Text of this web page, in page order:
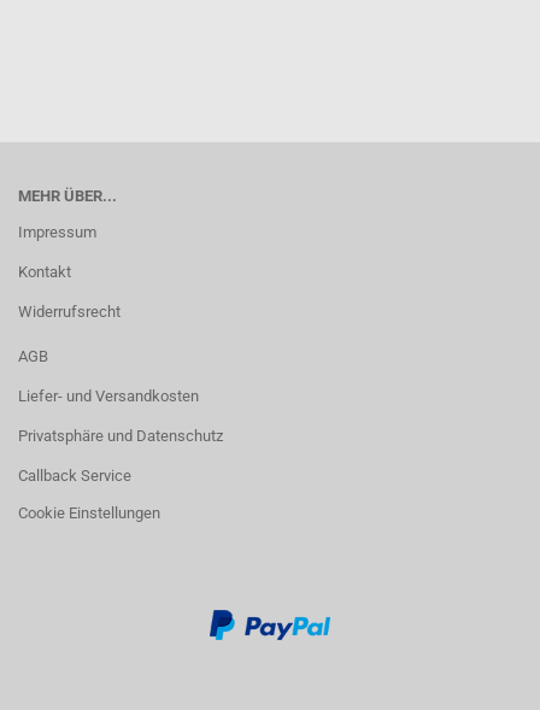
MEHR ÜBER...
Impressum
Kontakt
Widerrufsrecht
AGB
Liefer- und Versandkosten
Privatsphäre und Datenschutz
Callback Service
Cookie Einstellungen